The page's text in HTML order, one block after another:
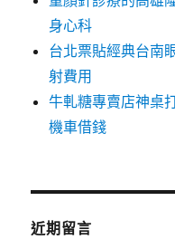
身心科
台北票貼經典台南
射費用
牛軋糖專賣店神桌
機車借錢
近期留言